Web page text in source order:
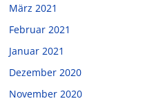
März 2021
Februar 2021
Januar 2021
Dezember 2020
November 2020